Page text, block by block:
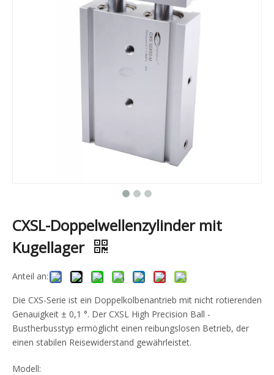
CXSL-Doppelwellenzylinder mit
Kugellager
Anteil an:
Die CXS-Serie ist ein Doppelkolbenantrieb mit nicht rotierenden
Genauigkeit ± 0,1 °. Der CXSL High Precision Ball -
Bustherbusstyp ermöglicht einen reibungslosen Betrieb, der
einen stabilen Reisewiderstand gewährleistet.
Modell: